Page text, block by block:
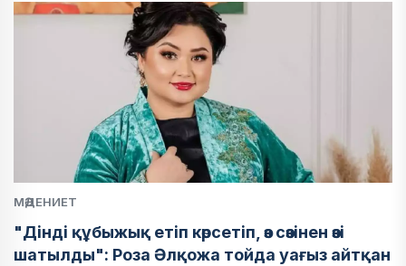
МӘДЕНИЕТ
"Дінді құбыжық етіп көрсетіп, өз сөзінен өзі
шатылды": Роза Әлқожа тойда уағыз айтқан